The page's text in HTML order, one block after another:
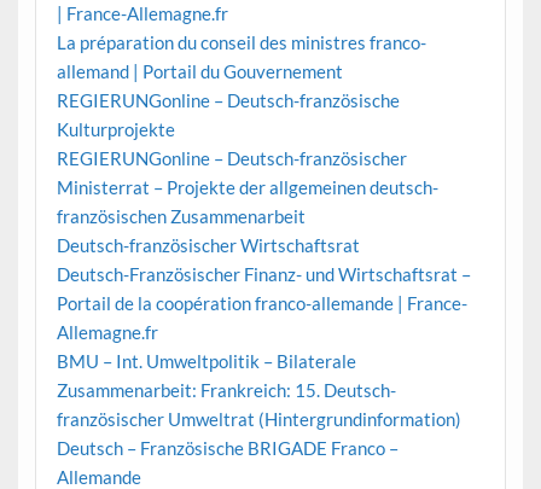
| France-Allemagne.fr
La préparation du conseil des ministres franco-
allemand | Portail du Gouvernement
REGIERUNGonline – Deutsch-französische
Kulturprojekte
REGIERUNGonline – Deutsch-französischer
Ministerrat – Projekte der allgemeinen deutsch-
französischen Zusammenarbeit
Deutsch-französischer Wirtschaftsrat
Deutsch-Französischer Finanz- und Wirtschaftsrat –
Portail de la coopération franco-allemande | France-
Allemagne.fr
BMU – Int. Umweltpolitik – Bilaterale
Zusammenarbeit: Frankreich: 15. Deutsch-
französischer Umweltrat (Hintergrundinformation)
Deutsch – Französische BRIGADE Franco –
Allemande